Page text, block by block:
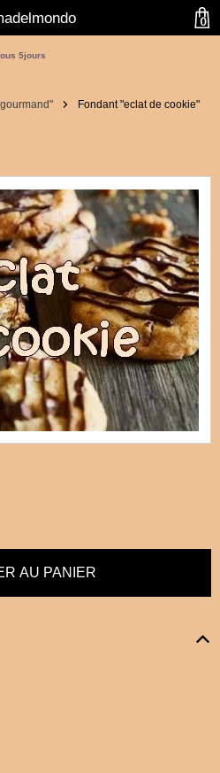
5jours
Fondant "eclat de cookie"
0